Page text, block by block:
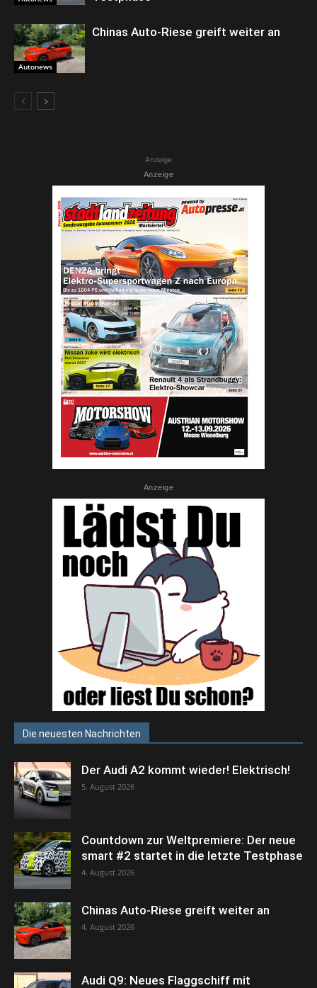
Autonews
Chinas Auto-Riese greift weiter an
Anzeige
Anzeige
Anzeige
Die neuesten Nachrichten
Der Audi A2 kommt wieder! Elektrisch!
5. August 2026
Countdown zur Weltpremiere: Der neue
smart #2 startet in die letzte Testphase
4. August 2026
Chinas Auto-Riese greift weiter an
4. August 2026
Audi Q9: Neues Flaggschiff mit